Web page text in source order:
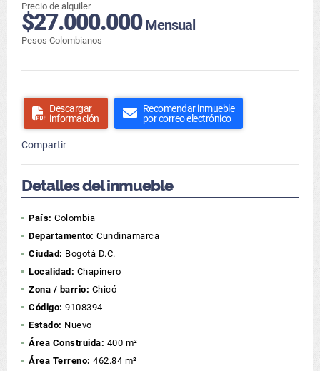
Precio de alquiler
$27.000.000Mensual
Pesos Colombianos
Descargar
información
Recomendar inmueble
por correo electrónico
Compartir
Detalles del inmueble
País: Colombia
Departamento: Cundinamarca
Ciudad: Bogotá D.C.
Localidad: Chapinero
Zona / barrio: Chicó
Código: 9108394
Estado: Nuevo
Área Construida: 400 m²
Área Terreno: 462.84 m²